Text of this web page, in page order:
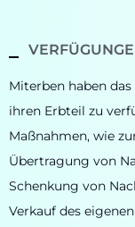
Miterben haben
ihren Erbteil zu
Maßnahmen, wie
Übertragung von
Schenkung von
Verkauf des